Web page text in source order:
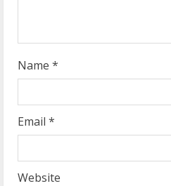
Name *
Email *
Website